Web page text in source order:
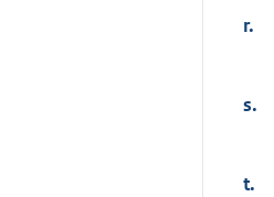
r.
s.
t.